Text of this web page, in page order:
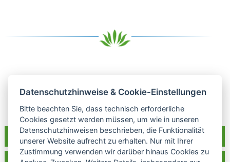
zur Übersicht Geschichte
Raddusch bei Facebook
Datenschutzhinweise & Cookie-Einstellungen
Bitte beachten Sie, dass technisch erforderliche
Cookies gesetzt werden müssen, um wie in unseren
Datenschutzhinweisen beschrieben, die Funktionalität
unserer Website aufrecht zu erhalten. Nur mit Ihrer
Zustimmung verwenden wir darüber hinaus Cookies zu